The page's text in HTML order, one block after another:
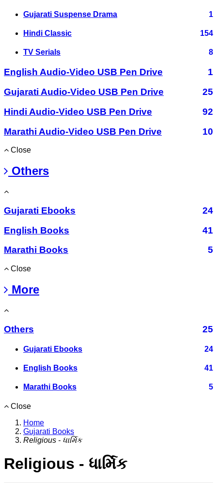
Gujarati Suspense Drama 1
Hindi Classic 154
TV Serials 8
English Audio-Video USB Pen Drive
1
Gujarati Audio-Video USB Pen Drive
25
Hindi Audio-Video USB Pen Drive
92
Marathi Audio-Video USB Pen Drive
10
Close
Others
Gujarati Ebooks
24
English Books
41
Marathi Books
5
Close
More
Others 25
Gujarati Ebooks 24
English Books 41
Marathi Books 5
Close
Home
Gujarati Books
Religious - ધાર્મિક
Religious - ધાર્મિક